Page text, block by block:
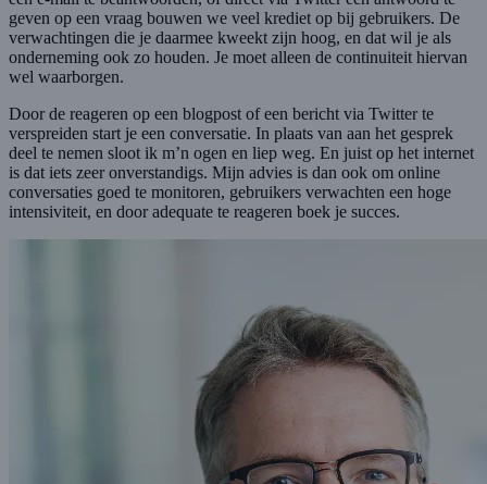
geven op een vraag bouwen we veel krediet op bij gebruikers. De
verwachtingen die je daarmee kweekt zijn hoog, en dat wil je als
onderneming ook zo houden. Je moet alleen de continuiteit hiervan
wel waarborgen.
Door de reageren op een blogpost of een bericht via Twitter te
verspreiden start je een conversatie. In plaats van aan het gesprek
deel te nemen sloot ik m’n ogen en liep weg. En juist op het internet
is dat iets zeer onverstandigs. Mijn advies is dan ook om online
conversaties goed te monitoren, gebruikers verwachten een hoge
intensiviteit, en door adequate te reageren boek je succes.